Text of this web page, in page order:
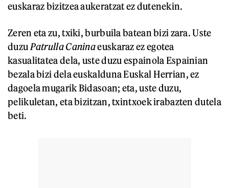
euskaraz bizitzea aukeratzat ez dutenekin.
Zeren eta zu, txiki, burbuila batean bizi zara. Uste
duzu Patrulla Caninaeuskaraz ez egotea
kasualitatea dela, uste duzu espainola Espainian
bezala bizi dela euskalduna Euskal Herrian, ez
dagoela mugarik Bidasoan; eta, uste duzu,
pelikuletan, eta bizitzan, txintxoek irabazten dutela
beti.